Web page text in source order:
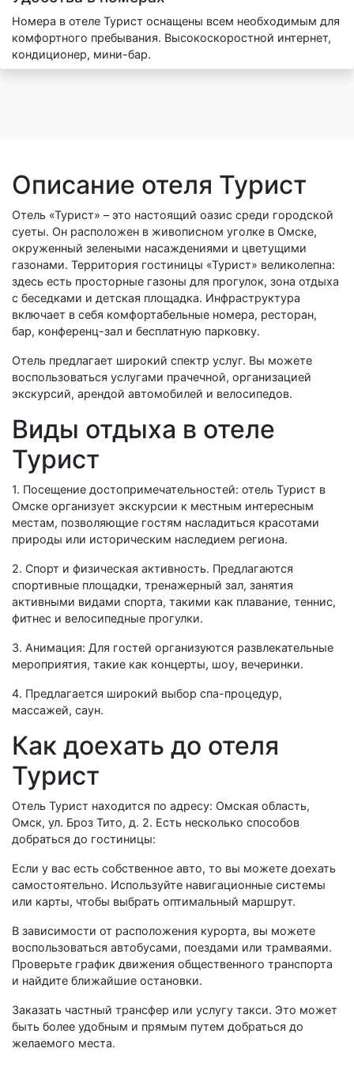
Номера в отеле Турист оснащены всем необходимым для
комфортного пребывания. Высокоскоростной интернет,
кондиционер, мини-бар.
Описание отеля Турист
Отель «Турист» – это настоящий оазис среди городской
суеты. Он расположен в живописном уголке в Омске,
окруженный зелеными насаждениями и цветущими
газонами. Территория гостиницы «Турист» великолепна:
здесь есть просторные газоны для прогулок, зона отдыха
с беседками и детская площадка. Инфраструктура
включает в себя комфортабельные номера, ресторан,
бар, конференц-зал и бесплатную парковку.
Отель предлагает широкий спектр услуг. Вы можете
воспользоваться услугами прачечной, организацией
экскурсий, арендой автомобилей и велосипедов.
Виды отдыха в отеле
Турист
1. Посещение достопримечательностей: отель Турист в
Омске организует экскурсии к местным интересным
местам, позволяющие гостям насладиться красотами
природы или историческим наследием региона.
2. Спорт и физическая активность. Предлагаются
спортивные площадки, тренажерный зал, занятия
активными видами спорта, такими как плавание, теннис,
фитнес и велосипедные прогулки.
3. Анимация: Для гостей организуются развлекательные
мероприятия, такие как концерты, шоу, вечеринки.
4. Предлагается широкий выбор спа-процедур,
массажей, саун.
Как доехать до отеля
Турист
Отель Турист находится по адресу: Омская область,
Омск, ул. Броз Тито, д. 2. Есть несколько способов
добраться до гостиницы:
Если у вас есть собственное авто, то вы можете доехать
самостоятельно. Используйте навигационные системы
или карты, чтобы выбрать оптимальный маршрут.
В зависимости от расположения курорта, вы можете
воспользоваться автобусами, поездами или трамваями.
Проверьте график движения общественного транспорта
и найдите ближайшие остановки.
Заказать частный трансфер или услугу такси. Это может
быть более удобным и прямым путем добраться до
желаемого места.